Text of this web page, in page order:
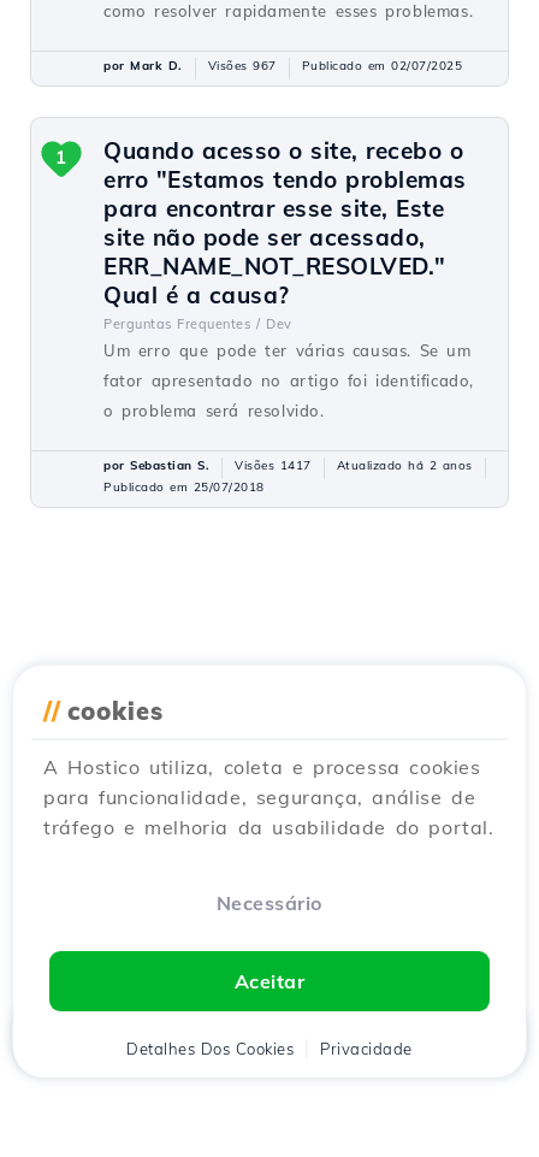
como resolver rapidamente esses problemas.
por Mark D. Visões 967 Publicado em 02/07/2025
Quando acesso o site, recebo o
erro "Estamos tendo problemas
para encontrar esse site, Este
site não pode ser acessado,
ERR_NAME_NOT_RESOLVED."
Qual é a causa?
Perguntas Frequentes / Dev
Um erro que pode ter várias causas. Se um
fator apresentado no artigo foi identificado,
o problema será resolvido.
1
por Sebastian S. Visões 1417
Atualizado há 2 anos
Publicado em 25/07/2018
// cookies
A Hostico utiliza, coleta e processa cookies
para funcionalidade, segurança, análise de
tráfego e melhoria da usabilidade do portal.
Necessário
Aceitar
Detalhes Dos Cookies Privacidade
Cliente Carrinho Chat